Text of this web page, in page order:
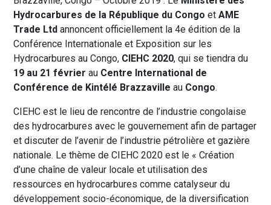
Hydrocarbures de la République du Congo etAME
Trade Ltd annoncent officiellement la 4e édition de la
Conférence Internationale et Exposition sur les
Hydrocarbures au Congo, CIEHC 2020, qui se tiendra du
19 au 21 février au Centre International de
Conférence de Kintélé Brazzaville au Congo.
CIEHC est le lieu de rencontre de l’industrie congolaise
des hydrocarbures avec le gouvernement afin de partager
et discuter de l’avenir de l’industrie pétrolière et gazière
nationale. Le thème de CIEHC 2020 est le « Création
d’une chaîne de valeur locale et utilisation des
ressources en hydrocarbures comme catalyseur du
développement socio-économique, de la diversification